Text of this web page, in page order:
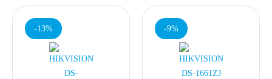
-13% -9%